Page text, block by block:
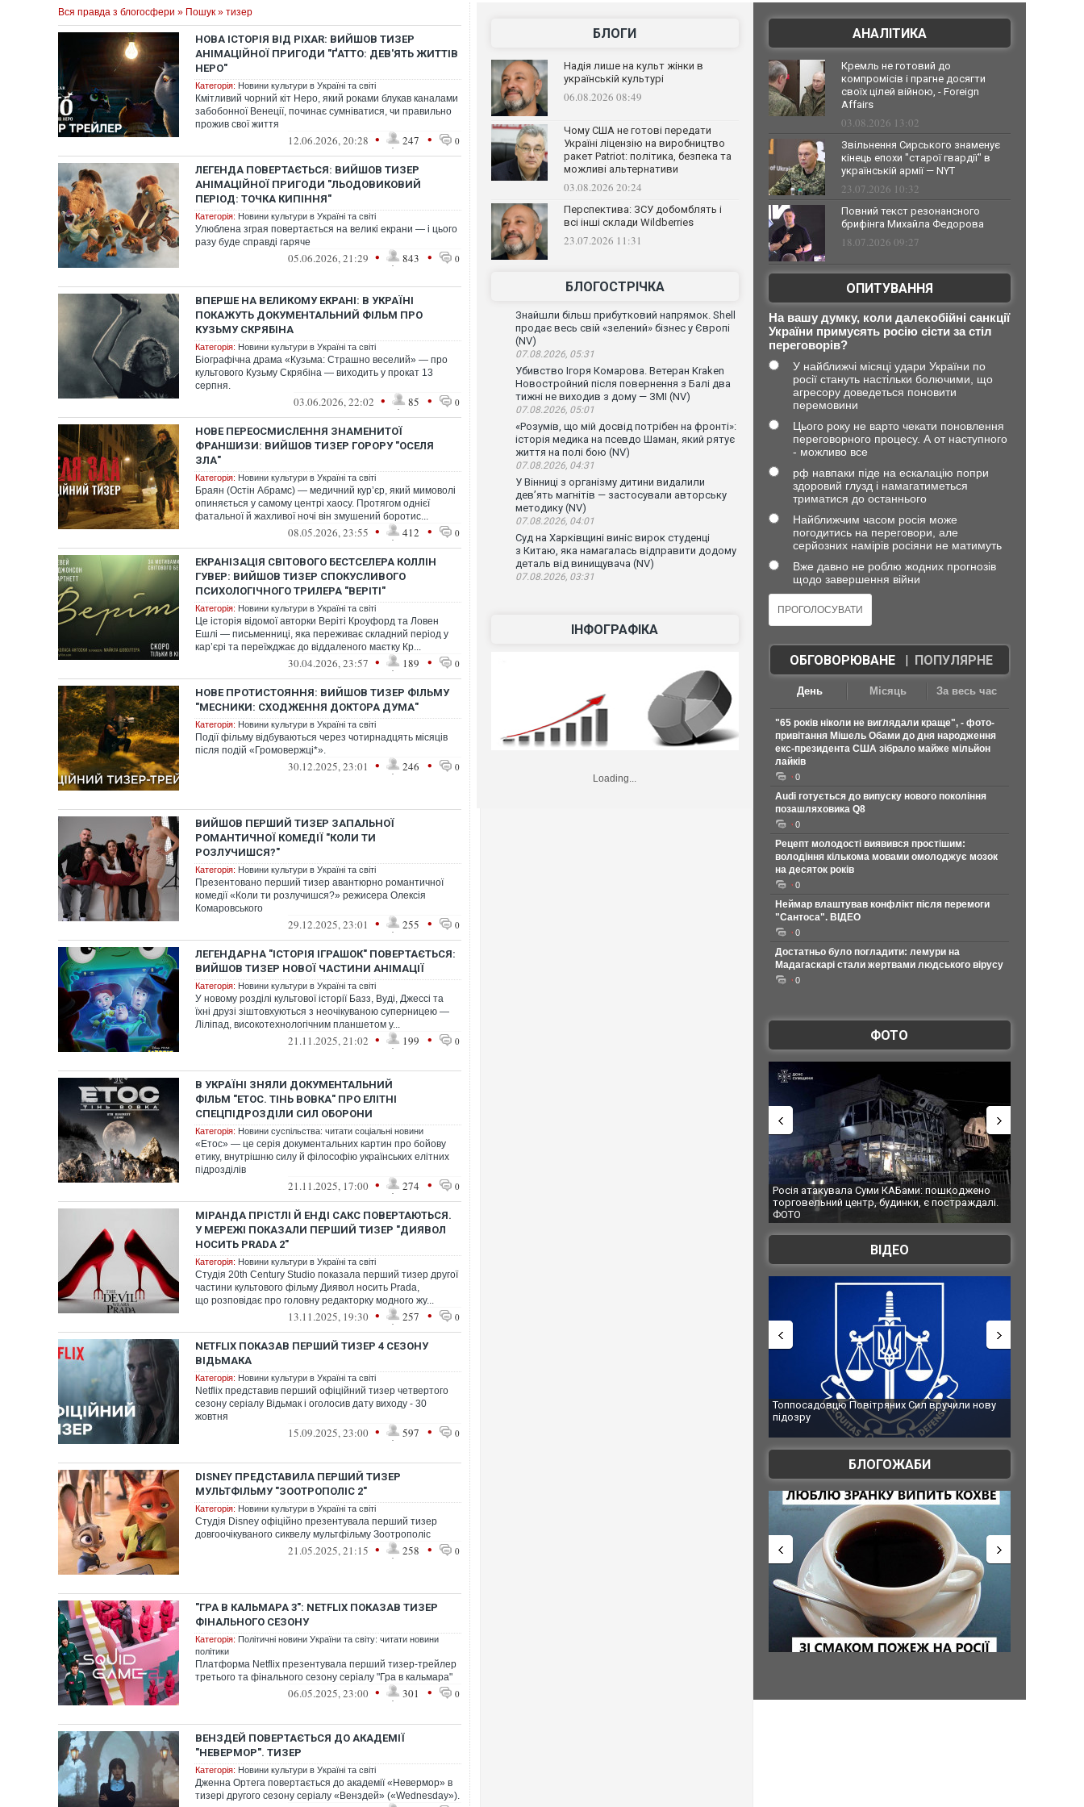
Вся правда з блогосфери » Пошук » тизер
НОВА ІСТОРІЯ ВІД PIXAR: ВИЙШОВ ТИЗЕР
АНІМАЦІЙНОЇ ПРИГОДИ "ҐАТТО: ДЕВ'ЯТЬ ЖИТТІВ
НЕРО"
Категорія: Новини культури в Україні та світі
Кмітливий чорний кіт Неро, який роками блукав каналами
забобонної Венеції, починає сумніватися, чи правильно
прожив свої життя
12.06.2026, 20:28 • 247 • 0
ЛЕГЕНДА ПОВЕРТАЄТЬСЯ: ВИЙШОВ ТИЗЕР
АНІМАЦІЙНОЇ ПРИГОДИ "ЛЬОДОВИКОВИЙ
ПЕРІОД: ТОЧКА КИПІННЯ"
Категорія: Новини культури в Україні та світі
Улюблена зграя повертається на великі екрани — і цього
разу буде справді гаряче
05.06.2026, 21:29 • 843 • 0
ВПЕРШЕ НА ВЕЛИКОМУ ЕКРАНІ: В УКРАЇНІ
ПОКАЖУТЬ ДОКУМЕНТАЛЬНИЙ ФІЛЬМ ПРО
КУЗЬМУ СКРЯБІНА
Категорія: Новини культури в Україні та світі
Біографічна драма «Кузьма: Страшно веселий» — про
культового Кузьму Скрябіна — виходить у прокат 13
серпня.
03.06.2026, 22:02 • 85 • 0
НОВЕ ПЕРЕОСМИСЛЕННЯ ЗНАМЕНИТОЇ
ФРАНШИЗИ: ВИЙШОВ ТИЗЕР ГОРОРУ "ОСЕЛЯ
ЗЛА"
Категорія: Новини культури в Україні та світі
Браян (Остін Абрамс) — медичний кур’єр, який мимоволі
опиняється у самому центрі хаосу. Протягом однієї
фатальної й жахливої ночі він змушений боротис...
08.05.2026, 23:55 • 412 • 0
ЕКРАНІЗАЦІЯ СВІТОВОГО БЕСТСЕЛЕРА КОЛЛІН
ГУВЕР: ВИЙШОВ ТИЗЕР СПОКУСЛИВОГО
ПСИХОЛОГІЧНОГО ТРИЛЕРА "ВЕРІТІ"
Категорія: Новини культури в Україні та світі
Це історія відомої авторки Веріті Кроуфорд та Ловен
Ешлі — письменниці, яка переживає складний період у
кар’єрі та переїжджає до віддаленого маєтку Кр...
30.04.2026, 23:57 • 189 • 0
НОВЕ ПРОТИСТОЯННЯ: ВИЙШОВ ТИЗЕР ФІЛЬМУ
"МЕСНИКИ: СХОДЖЕННЯ ДОКТОРА ДУМА"
Категорія: Новини культури в Україні та світі
Події фільму відбуваються через чотирнадцять місяців
після подій «Громовержці*».
30.12.2025, 23:01 • 246 • 0
ВИЙШОВ ПЕРШИЙ ТИЗЕР ЗАПАЛЬНОЇ
РОМАНТИЧНОЇ КОМЕДІЇ "КОЛИ ТИ
РОЗЛУЧИШСЯ?"
Категорія: Новини культури в Україні та світі
Презентовано перший тизер авантюрно романтичної
комедії «Коли ти розлучишся?» режисера Олексія
Комаровського
29.12.2025, 23:01 • 255 • 0
ЛЕГЕНДАРНА "ІСТОРІЯ ІГРАШОК" ПОВЕРТАЄТЬСЯ:
ВИЙШОВ ТИЗЕР НОВОЇ ЧАСТИНИ АНІМАЦІЇ
Категорія: Новини культури в Україні та світі
У новому розділі культової історії Базз, Вуді, Джессі та
їхні друзі зіштовхуються з неочікуваною суперницею —
Ліліпад, високотехнологічним планшетом у...
21.11.2025, 21:02 • 199 • 0
В УКРАЇНІ ЗНЯЛИ ДОКУМЕНТАЛЬНИЙ
ФІЛЬМ "ЕТОС. ТІНЬ ВОВКА" ПРО ЕЛІТНІ
СПЕЦПІДРОЗДІЛИ СИЛ ОБОРОНИ
Категорія: Новини суспільства: читати соціальні новини
«Етос» — це серія документальних картин про бойову
етику, внутрішню силу й філософію українських елітних
підрозділів
21.11.2025, 17:00 • 274 • 0
МІРАНДА ПРІСТЛІ Й ЕНДІ САКС ПОВЕРТАЮТЬСЯ.
У МЕРЕЖІ ПОКАЗАЛИ ПЕРШИЙ ТИЗЕР "ДИЯВОЛ
НОСИТЬ PRADA 2"
Категорія: Новини культури в Україні та світі
Студія 20th Century Studio показала перший тизер другої
частини культового фільму Диявол носить Prada,
що розповідає про головну редакторку модного жу...
13.11.2025, 19:30 • 257 • 0
NETFLIX ПОКАЗАВ ПЕРШИЙ ТИЗЕР 4 СЕЗОНУ
ВІДЬМАКА
Категорія: Новини культури в Україні та світі
Netflix представив перший офіційний тизер четвертого
сезону серіалу Відьмак і оголосив дату виходу - 30
жовтня
15.09.2025, 23:00 • 597 • 0
DISNEY ПРЕДСТАВИЛА ПЕРШИЙ ТИЗЕР
МУЛЬТФІЛЬМУ "ЗООТРОПОЛІС 2"
Категорія: Новини культури в Україні та світі
Студія Disney офіційно презентувала перший тизер
довгоочікуваного сиквелу мультфільму Зоотрополіс
21.05.2025, 21:15 • 258 • 0
"ГРА В КАЛЬМАРА 3": NETFLIX ПОКАЗАВ ТИЗЕР
ФІНАЛЬНОГО СЕЗОНУ
Категорія: Політичні новини України та світу: читати новини
політики
Платформа Netflix презентувала перший тизер-трейлер
третього та фінального сезону серіалу "Гра в кальмара"
06.05.2025, 23:00 • 301 • 0
ВЕНЗДЕЙ ПОВЕРТАЄТЬСЯ ДО АКАДЕМІЇ
"НЕВЕРМОР". ТИЗЕР
Категорія: Новини культури в Україні та світі
Дженна Ортега повертається до академії «Невермор» в
тизері другого сезону серіалу «Венздей» («Wednesday»).
БЛОГИ
Надія лише на культ жінки в
українській культурі
06.08.2026 08:49
Чому США не готові передати
Україні ліцензію на виробництво
ракет Patriot: політика, безпека та
можливі альтернативи
03.08.2026 20:24
Перспектива: ЗСУ добомблять і
всі інші склади Wildberries
23.07.2026 11:31
БЛОГОСТРІЧКА
Знайшли більш прибутковий напрямок. Shell
продає весь свій «зелений» бізнес у Європі
(NV)
07.08.2026, 05:31
Убивство Ігоря Комарова. Ветеран Kraken
Новостройний після повернення з Балі два
тижні не виходив з дому — ЗМІ (NV)
07.08.2026, 05:01
«Розумів, що мій досвід потрібен на фронті»:
історія медика на псевдо Шаман, який рятує
життя на полі бою (NV)
07.08.2026, 04:31
У Вінниці з організму дитини видалили
дев’ять магнітів — застосували авторську
методику (NV)
07.08.2026, 04:01
Суд на Харківщині виніс вирок студенці
з Китаю, яка намагалась відправити додому
деталь від винищувача (NV)
07.08.2026, 03:31
ІНФОГРАФІКА
Loading...
АНАЛІТИКА
Кремль не готовий до
компромісів і прагне досягти
своїх цілей війною, - Foreign
Affairs
03.08.2026 13:02
Звільнення Сирського знаменує
кінець епохи "старої гвардії" в
українській армії — NYT
23.07.2026 10:32
Повний текст резонансного
брифінга Михайла Федорова
18.07.2026 09:27
ОПИТУВАННЯ
На вашу думку, коли далекобійні санкції
України примусять росію сісти за стіл
переговорів?
У найближчі місяці удари України по
росії стануть настільки болючими, що
агресору доведеться поновити
перемовини
Цього року не варто чекати поновлення
переговорного процесу. А от наступного
- можливо все
рф навпаки піде на ескалацію попри
здоровий глузд і намагатиметься
триматися до останнього
Найближчим часом росія може
погодитись на переговори, але
серйозних намірів росіяни не матимуть
Вже давно не роблю жодних прогнозів
щодо завершення війни
ОБГОВОРЮВАНЕ| ПОПУЛЯРНЕ
День Місяць За весь час
"65 років ніколи не виглядали краще", - фото-
привітання Мішель Обами до дня народження
екс-президента США зібрало майже мільйон
лайків
0
Audi готується до випуску нового покоління
позашляховика Q8
0
Рецепт молодості виявився простішим:
володіння кількома мовами омолоджує мозок
на десяток років
0
Неймар влаштував конфлікт після перемоги
"Сантоса". ВІДЕО
0
Достатньо було погладити: лемури на
Мадагаскарі стали жертвами людського вірусу
0
ФОТО
Росія атакувала Суми КАБами: пошкоджено
торговельний центр, будинки, є постраждалі.
Українські надзвичайники врятували козуленя
під час ліквідації масштабної лісової пожежі у
ВІДЕО
Топпосадовцю Повітряних Сил вручили нову
Сили оборони уразили Ярославський НПЗ:
губернатор регіону заявив про
атаку. ВІДЕО
БЛОГОЖАБИ